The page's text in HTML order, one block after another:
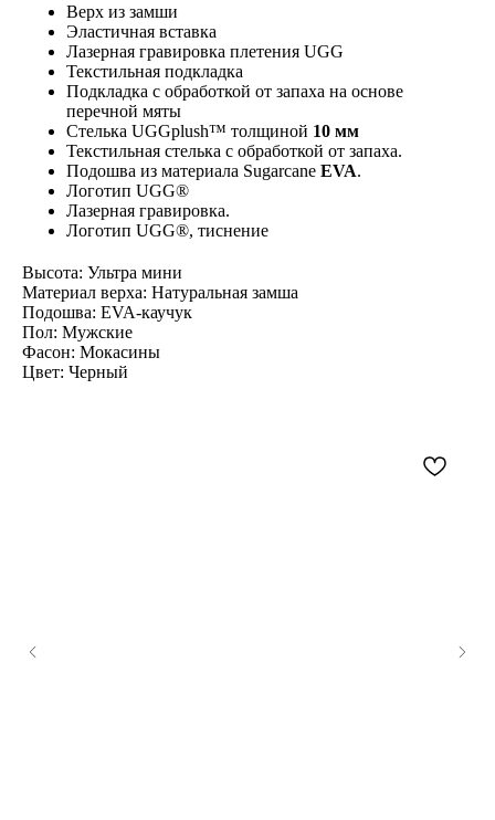
Верх из замши
Эластичная вставка
Лазерная гравировка плетения UGG
Текстильная подкладка
Подкладка с обработкой от запаха на основе
перечной мяты
Стелька UGGplush™ толщиной 10 мм
Текстильная стелька с обработкой от запаха.
Подошва из материала Sugarcane EVA.
Логотип UGG®
Лазерная гравировка.
Логотип UGG®, тиснение
Высота: Ультра мини
Материал верха: Натуральная замша
Подошва: EVA-каучук
Пол: Мужские
Фасон: Мокасины
Цвет: Черный